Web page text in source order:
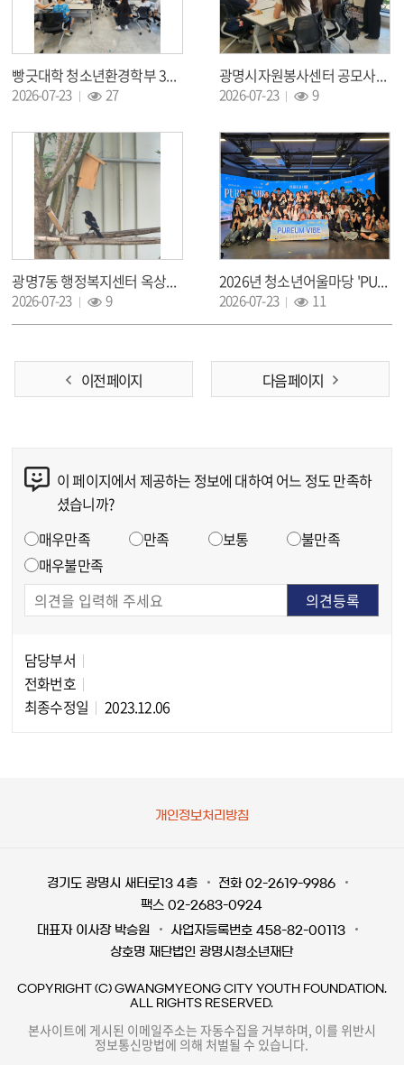
빵긋대학 청소년환경학부 3회기 '두번째 진로수업'
2026-07-23 27
광명시자원봉사센터 공모사업 '청소년 사랑 바구니'
2026-07-23 9
광명7동 행정복지센터 옥상에 초록빛이 찾아왔어요!
2026-07-23 9
2026년 청소년어울마당 'PUREUM VIBE'
2026-07-23 11
이전 페이지 다음 페이지
이 페이지에서 제공하는 정보에 대하여 어느 정도 만족하
셨습니까?
매우만족 만족 보통
불만족
매우불만족
담당부서
전화번호
최종수정일
2023.12.06
개인정보처리방침
경기도 광명시 새터로13 4층
전화 02-2619-9986
팩스 02-2683-0924
대표자 이사장 박승원
사업자등록번호 458-82-00113
상호명 재단법인 광명시청소년재단
COPYRIGHT (C) GWANGMYEONG CITY YOUTH FOUNDATION.
ALL RIGHTS RESERVED.
본사이트에 게시된 이메일주소는 자동수집을 거부하며, 이를 위반시
정보통신망법에 의해 처벌될 수 있습니다.